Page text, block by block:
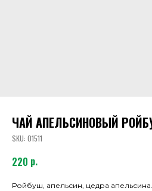
ЧАЙ АПЕЛЬСИНОВЫЙ
SKU: 01511
220 р.
Ройбуш, апельсин, цедра